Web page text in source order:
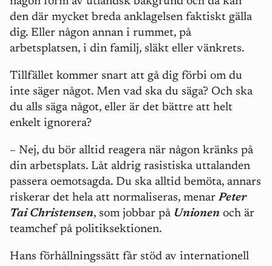
den där mycket breda anklagelsen faktiskt gälla
dig. Eller någon annan i rummet, på
arbetsplatsen, i din familj, släkt eller vänkrets.
Tillfället kommer snart att gå dig förbi om du
inte säger något. Men vad ska du säga? Och ska
du alls säga något, eller är det bättre att helt
enkelt ignorera?
– Nej, du bör alltid reagera när någon kränks på
din arbetsplats. Låt aldrig rasistiska uttalanden
passera oemotsagda. Du ska alltid bemöta, annars
riskerar det hela att normaliseras, menarPeter
Tai Christensen, som jobbar på Unionen och är
teamchef på politiksektionen.
Hans förhållningssätt får stöd av internationell